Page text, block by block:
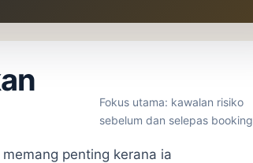
Fokus utama: kawalan risiko
sebelum dan selepas booking
penting kerana ia